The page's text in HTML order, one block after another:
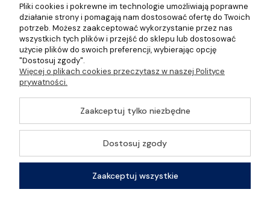
O nas
©2026 Wszelkie Prawa Zastrzeżone | Gastrosklep |
Wyposażenie gastronomii, restauracji oraz barów
Szablon Master byEcommercy
Pokaż pełną wersję strony
Sklep internetowy Shoper Premium
Pliki cookies i pokrewne im technologie umożliwiają poprawne
działanie strony i pomagają nam dostosować ofertę do Twoich
potrzeb. Możesz zaakceptować wykorzystanie przez nas
wszystkich tych plików i przejść do sklepu lub dostosować
użycie plików do swoich preferencji, wybierając opcję
"Dostosuj zgody".
Więcej o plikach cookies przeczytasz w naszej Polityce
prywatności.
Zaakceptuj tylko niezbędne
Dostosuj zgody
Zaakceptuj wszystkie